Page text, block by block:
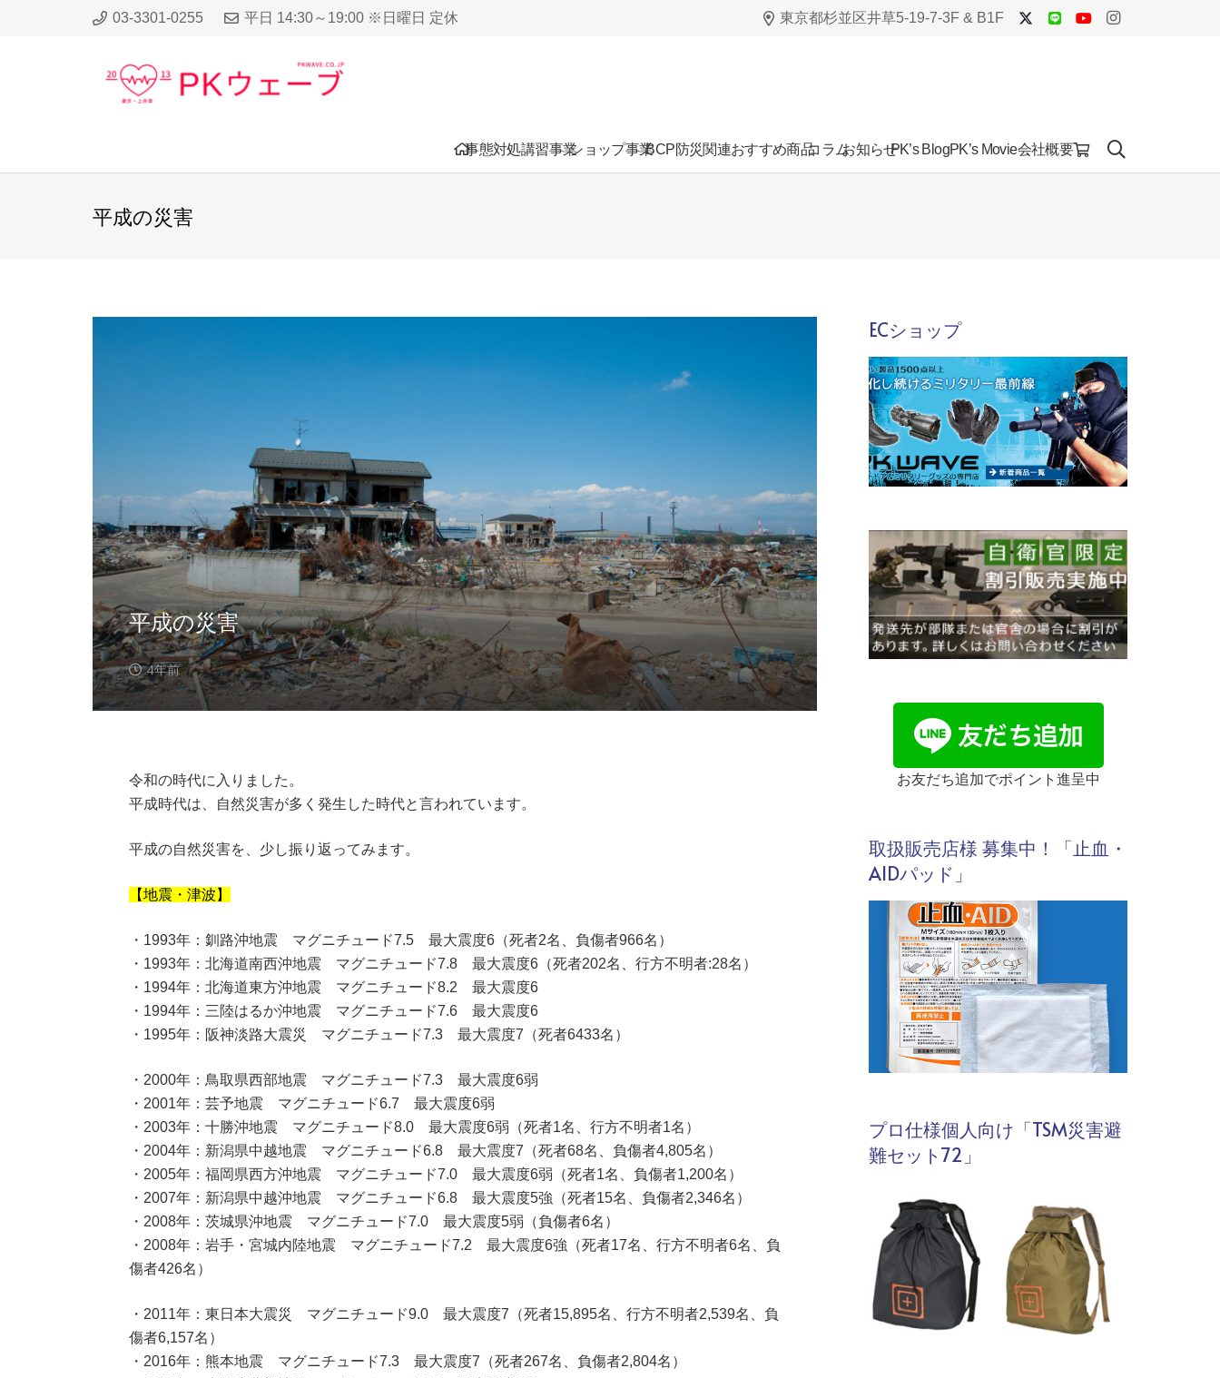
03-3301-0255 平日 14:30～19:00 ※日曜日 定休 東京都杉並区井草5-19-7-3F & B1F
事態対処講習事業ショップ事業BCP防災関連おすすめ商品コラムお知らせPK’s BlogPK’s Movie会社概要
平成の災害
平成の災害
4年前
令和の時代に入りました。
平成時代は、自然災害が多く発生した時代と言われています。
平成の自然災害を、少し振り返ってみます。
【地震・津波】
・1993年：釧路沖地震 マグニチュード7.5 最大震度6（死者2名、負傷者966名）
・1993年：北海道南西沖地震 マグニチュード7.8 最大震度6（死者202名、行方不明者:28名）
・1994年：北海道東方沖地震 マグニチュード8.2 最大震度6
・1994年：三陸はるか沖地震 マグニチュード7.6 最大震度6
・1995年：阪神淡路大震災 マグニチュード7.3 最大震度7（死者6433名）
・2000年：鳥取県西部地震 マグニチュード7.3 最大震度6弱
・2001年：芸予地震 マグニチュード6.7 最大震度6弱
・2003年：十勝沖地震 マグニチュード8.0 最大震度6弱（死者1名、行方不明者1名）
・2004年：新潟県中越地震 マグニチュード6.8 最大震度7（死者68名、負傷者4,805名）
・2005年：福岡県西方沖地震 マグニチュード7.0 最大震度6弱（死者1名、負傷者1,200名）
・2007年：新潟県中越沖地震 マグニチュード6.8 最大震度5強（死者15名、負傷者2,346名）
・2008年：茨城県沖地震 マグニチュード7.0 最大震度5弱（負傷者6名）
・2008年：岩手・宮城内陸地震 マグニチュード7.2 最大震度6強（死者17名、行方不明者6名、負
傷者426名）
・2011年：東日本大震災 マグニチュード9.0 最大震度7（死者15,895名、行方不明者2,539名、負
傷者6,157名）
・2016年：熊本地震 マグニチュード7.3 最大震度7（死者267名、負傷者2,804名）
ECショップ
お友だち追加でポイント進呈中
取扱販売店様 募集中！「止血・
AIDパッド」
プロ仕様個人向け「TSM災害避
難セット72」